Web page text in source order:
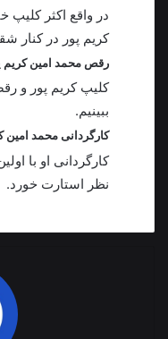
در واقع اکثر کلیپ
کریم پور در کنار
رقص محمد امین کریم
کلیپ کریم پور و
ببینیم.
کارگردانی محمد امین
کارگردانی او با
نظر استارت خورد.